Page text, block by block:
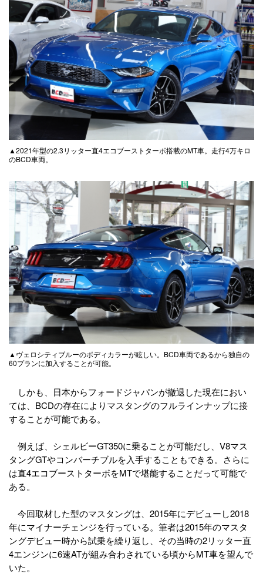
▲2021年型の2.3リッター直4エコブーストターボ搭載のMT車。走行4万キロ
のBCD車両。
▲ヴェロシティブルーのボディカラーが眩しい。BCD車両であるから独自の
60プランに加入することが可能。
しかも、日本からフォードジャパンが撤退した現在におい
ては、BCDの存在によりマスタングのフルラインナップに接
することが可能である。
例えば、シェルビーGT350に乗ることが可能だし、V8マス
タングGTやコンバーチブルを入手することもできる。さらに
は直4エコブーストターボをMTで堪能することだって可能で
ある。
今回取材した型のマスタングは、2015年にデビューし2018
年にマイナーチェンジを行っている。筆者は2015年のマスタ
ングデビュー時から試乗を繰り返し、その当時の2リッター直
4エンジンに6速ATが組み合わされている頃からMT車を望んで
いた。